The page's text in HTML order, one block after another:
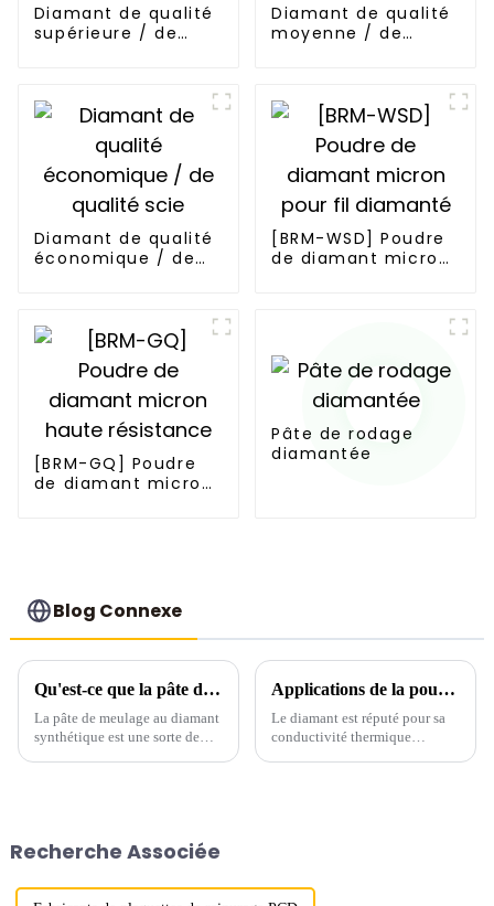
Diamant de qualité
supérieure / de
Diamant de qualité
moyenne / de
Diamant de qualité
économique / de
[BRM-WSD] Poudre
de diamant micron
[BRM-GQ] Poudre
de diamant micron
Pâte de rodage
diamantée
Blog Connexe
Qu'est-ce que la pâte de meulage diamantée ?
La pâte de meulage au diamant
synthétique est une sorte de
conservateurs, d'arômes, etc.
Applications de la poudre de diamant industrielle pour la conductivité thermique
Le diamant est réputé pour sa
conductivité thermique
Recherche Associée